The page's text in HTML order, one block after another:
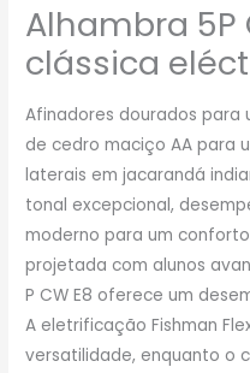
Alhambra 5P
clássica
Afinadores dourados para
de cedro maciço AA para
laterais em jacarandá
tonal excepcional,
moderno para um
projetada com alunos
P CW E8 oferece um
A eletrificação Fishman
versatilidade, enquanto o